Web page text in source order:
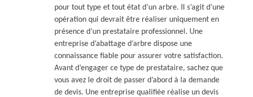
pour tout type et tout état d’un arbre. Il s’agit d’une
opération qui devrait être réaliser uniquement en
présence d’un prestataire professionnel. Une
entreprise d’abattage d’arbre dispose une
connaissance fiable pour assurer votre satisfaction.
Avant d’engager ce type de prestataire, sachez que
vous avez le droit de passer d’abord à la demande
de devis. Une entreprise qualifiée réalise un devis